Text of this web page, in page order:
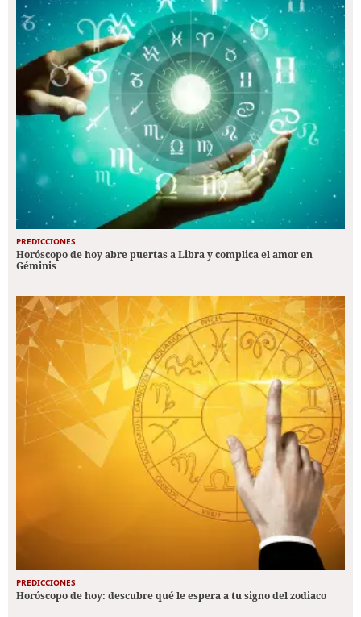
PREDICCIONES
Horóscopo de hoy abre puertas a Libra y complica el amor en
Géminis
PREDICCIONES
Horóscopo de hoy: descubre qué le espera a tu signo del zodiaco